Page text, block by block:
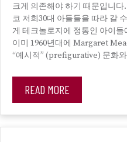
크게 의존해야 하기 때문입니
코 저희30대 아들들을 따라 갈
게 테크놀로지에 정통인 아이
이미 1960년대에 Margaret
“예시적” (prefigurative) 문화
READ MORE